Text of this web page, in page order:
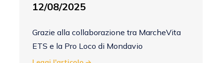
12/08/2025
Grazie alla collaborazione tra MarcheVita
ETS e la Pro Loco di Mondavio